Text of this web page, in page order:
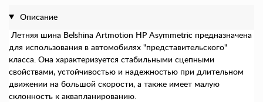
Описание
Летняя шина Belshina Artmotion HP Asymmetric предназначена
для использования в автомобилях "представительского"
класса. Она характеризуется стабильными сцепными
свойствами, устойчивостью и надежностью при длительном
движении на большой скорости, а также имеет малую
склонность к аквапланированию.